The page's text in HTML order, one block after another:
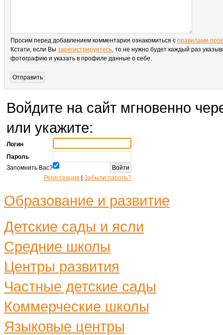
Просим перед добавлением комментария ознакомиться с правилами
Кстати, если Вы зарегистрируетесь, то не нужно будет каждый раз
фотографию и указать в профиле данные о себе.
Войдите на сайт мгновенно
или укажите:
Логин
Пароль
Запомнить Вас?
Регистрация
Забыли пароль?
Образование и развитие
Детские сады и ясли
Средние школы
Центры развития
Частные детские сады
Коммерческие школы
Языковые центры